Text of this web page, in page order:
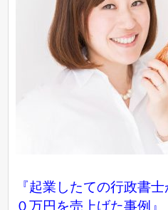
『起業したての行政書
０万円を売上げた事例』